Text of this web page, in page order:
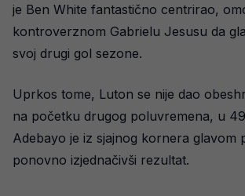
je Ben White fantastično centrirao,
kontroverznom Gabrielu Jesusu da
svoj drugi gol sezone.
Uprkos tome, Luton se nije dao
na početku drugog poluvremena, u
Adebayo je iz sjajnog kornera glavom
ponovno izjednačivši rezultat.